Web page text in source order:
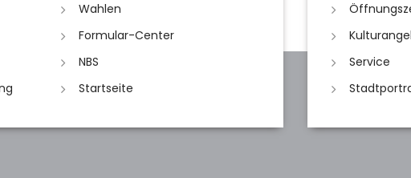
Wahlen
Formular-Center
NBS
Startseite
Service